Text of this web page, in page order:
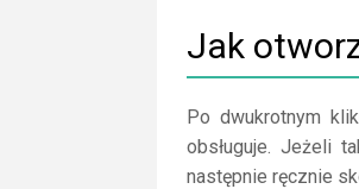
Jak
Po dwukrotnym
obsługuje. Jeżeli
następnie ręcznie